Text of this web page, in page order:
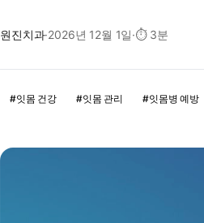
원진치과·2026년 12월 1일·⏱ 3분
#잇몸 건강 #잇몸 관리 #잇몸병 예방